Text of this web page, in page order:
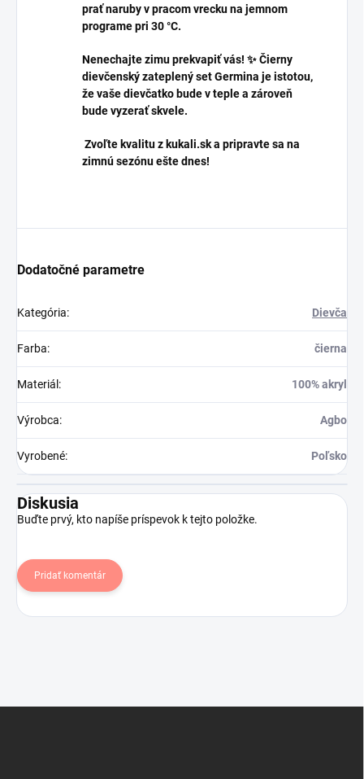
prať naruby v pracom vrecku na jemnom
programe pri 30 °C.
Nenechajte zimu prekvapiť vás! ✨ Čierny
dievčenský zateplený set Germina je istotou,
že vaše dievčatko bude v teple a zároveň
bude vyzerať skvele.
Zvoľte kvalitu z kukali.sk a pripravte sa na
zimnú sezónu ešte dnes!
Dodatočné parametre
Kategória: Dievča
Farba: čierna
Materiál : 100% akryl
Výrobca: Agbo
Vyrobené: Poľsko
Diskusia
Buďte prvý, kto napíše príspevok k tejto položke.
Pridať komentár